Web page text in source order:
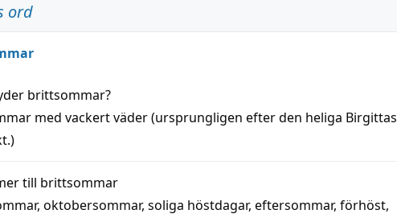
ord
brittsommar?
med vackertväder(ursprungligen efter den heliga Birgittas
till brittsommar
, oktobersommar, soliga höstdagar, eftersommar, förhöst,